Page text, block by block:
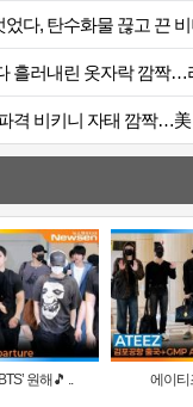
다, 탄수화물 끊고 끈 비
흘러내린 옷자락 깜짝…
격 비키니 자태 깜짝…
원해🎵 .. 에이티